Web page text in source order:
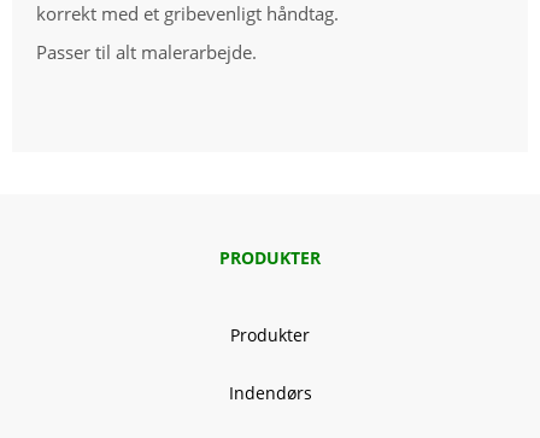
korrekt med et gribevenligt håndtag.
Passer til alt malerarbejde.
PRODUKTER
Produkter
Indendørs